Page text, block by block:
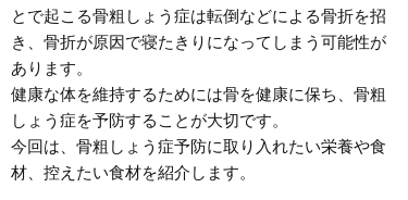
とで起こる骨粗しょう症は転倒などによる骨折を招
き、骨折が原因で寝たきりになってしまう可能性が
あります。
健康な体を維持するためには骨を健康に保ち、骨粗
しょう症を予防することが大切です。
今回は、骨粗しょう症予防に取り入れたい栄養や食
材、控えたい食材を紹介します。